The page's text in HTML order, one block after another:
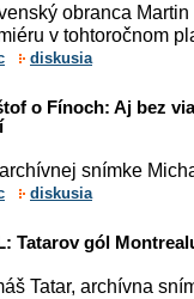
obranca
v tohtoročnom
diskusia
o Fínoch: Aj bez
snímke
diskusia
Tatarov gól
Tatar, archívna